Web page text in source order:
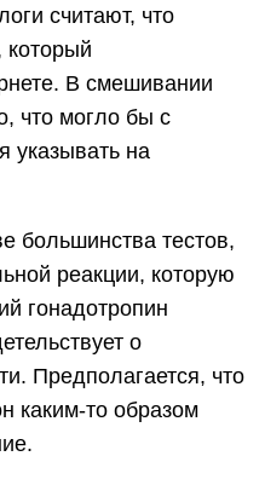
считают, что
В смешивании
что могло бы с
указывать на
большинства тестов,
реакции, которую
гонадотропин
о
Предполагается, что
каким-то образом